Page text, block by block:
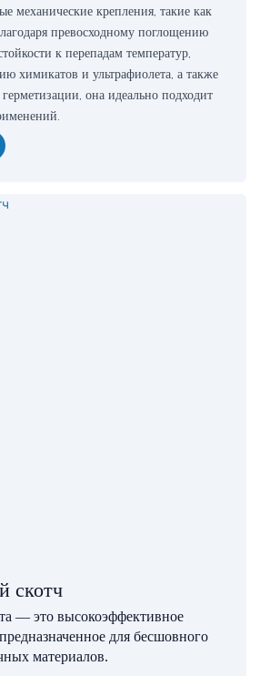
механические крепления, такие как
превосходному поглощению
к перепадам температур,
химикатов и ультрафиолета, а также
она идеально подходит
скотч
— это высокоэффективное
для бесшовного
материалов.